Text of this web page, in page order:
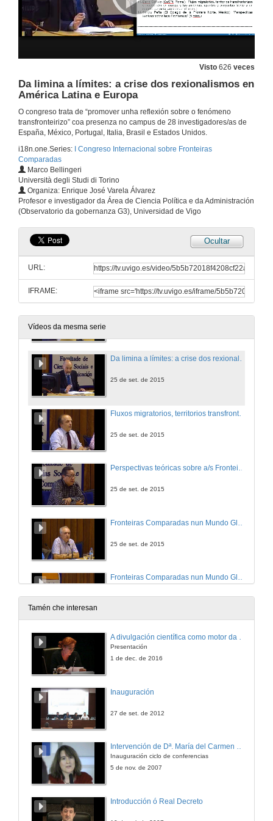
Visto 626 veces
Da limina a límites: a crise dos rexionalismos en
América Latina e Europa
O congreso trata de “promover unha reflexión sobre o fenómeno
transfronteirizo” coa presenza no campus de 28 investigadores/as de
España, México, Portugal, Italia, Brasil e Estados Unidos.
i18n.one.Series:
I Congreso Internacional sobre Fronteiras
Comparadas
Marco Bellingeri
Università degli Studi di Torino
Organiza: Enrique José Varela Álvarez
Profesor e investigador da Área de Ciencia Política e da Administración
(Observatorio da gobernanza G3), Universidad de Vigo
Ocultar
URL:
IFRAME:
Vídeos da mesma serie
As Eurocidades da Raia: de Valença do Minho a Ayamonte. Intervención de María
25 de set. de 2015
Modelos de integración de rexións transfronterizas: unha aproximación ás rexións Sonora-Arizona e Noreste de México-Texas
25 de set. de 2015
O marco institucional do intercambio académico e científico na fronteira entre México e Estados Unidos: redes e programas interinstitucionais da relación binacional
Da limina a límites: a crise dos rexionalismos en América Latina e Europa
25 de set. de 2015
25 de set. de 2015
Perspectivas teóricas sobre a/s Fronteira/s
25 de set. de 2015
25 de set. de 2015
Fronteiras Comparadas nun Mundo Global?: Da Cooperación á non-Cooperación. Asia como caso de estudo. Quenda de cuestións
25 de set. de 2015
Tamén che interesan
A divulgación científica como motor da actividade de I+D+i
Presentación
1 de dec. de 2016
Inauguración
27 de set. de 2012
Intervención de Dª. María del Carmen Cabeza
Inauguración ciclo de conferencias
5 de nov. de 2007
Introducción ó Real Decreto